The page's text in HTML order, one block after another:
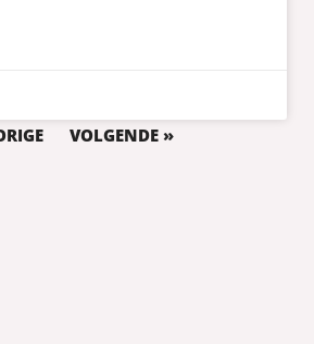
VOLGENDE »